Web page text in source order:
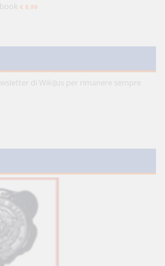
€ 6,99
di WikiJus per rimanere sempre